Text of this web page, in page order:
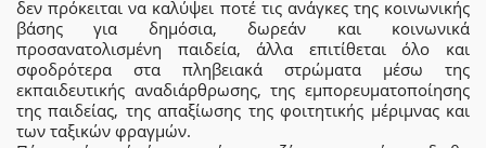
δεν πρόκειται να καλύψει ποτέ τις ανάγκες της κοινωνικής
βάσης για δημόσια, δωρεάν και κοινωνικά
προσανατολισμένη παιδεία, άλλα επιτίθεται όλο και
σφοδρότερα στα πληβειακά στρώματα μέσω της
εκπαιδευτικής αναδιάρθρωσης, της εμπορευματοποίησης
της παιδείας, της απαξίωσης της φοιτητικής μέριμνας και
των ταξικών φραγμών.